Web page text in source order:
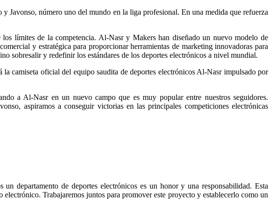
Javonso, número uno del mundo en la liga profesional. En una medida que refuerza
límites de la competencia. Al-Nasr y Makers han diseñado un nuevo modelo de
y estratégica para proporcionar herramientas de marketing innovadoras para
sobresalir y redefinir los estándares de los deportes electrónicos a nivel mundial.
camiseta oficial del equipo saudita de deportes electrónicos Al-Nasr impulsado por
a Al-Nasr en un nuevo campo que es muy popular entre nuestros seguidores.
aspiramos a conseguir victorias en las principales competiciones electrónicas
departamento de deportes electrónicos es un honor y una responsabilidad. Esta
Trabajaremos juntos para promover este proyecto y establecerlo como un